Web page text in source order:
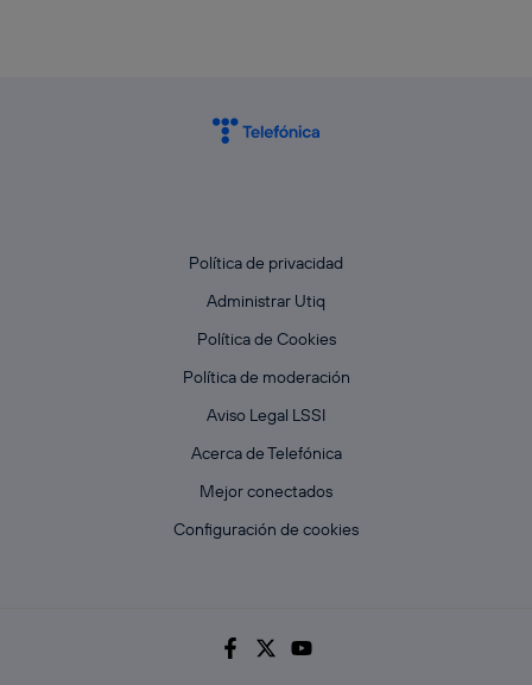
Política de privacidad
Administrar Utiq
Política de Cookies
Política de moderación
Aviso Legal LSSI
Acerca de Telefónica
Mejor conectados
Configuración de cookies